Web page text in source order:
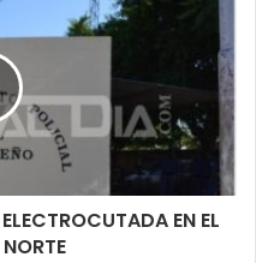
EN EL